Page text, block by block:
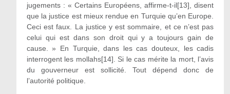
jugements : « Certains Européens, affirme-t-il[13], disent
que la justice est mieux rendue en Turquie qu’en Europe.
Ceci est faux. La justice y est sommaire, et ce n’est pas
celui qui est dans son droit qui y a toujours gain de
cause. » En Turquie, dans les cas douteux, les cadis
interrogent les mollahs[14]. Si le cas mérite la mort, l’avis
du gouverneur est sollicité. Tout dépend donc de
l’autorité politique.